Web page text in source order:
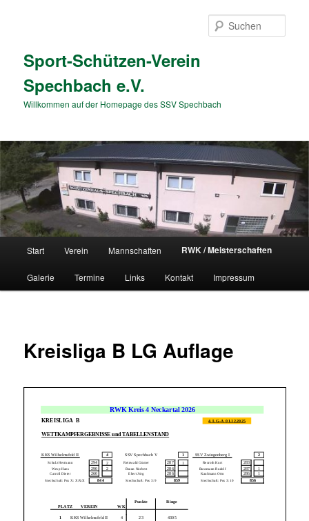
Sport-Schützen-Verein
Spechbach e.V.
Willkommen auf der Homepage des SSV Spechbach
Start Verein Mannschaften RWK / Meisterschaften
Galerie Termine Links Kontakt Impressum
Kreisliga B LG Auflage